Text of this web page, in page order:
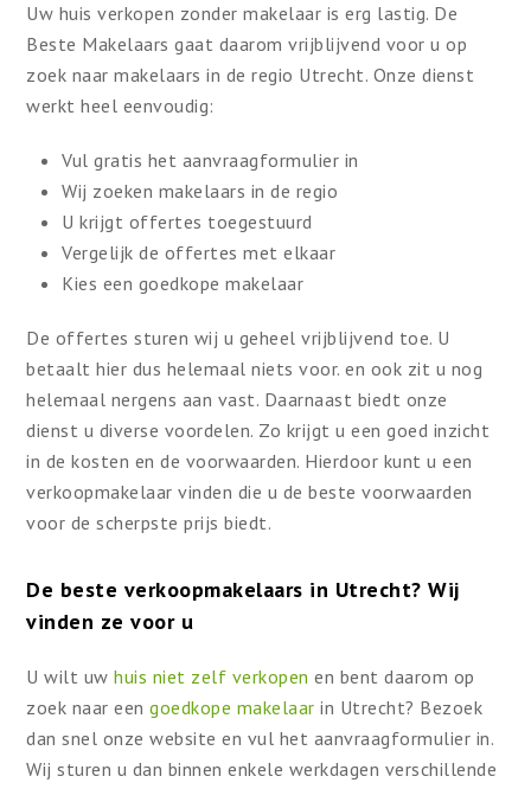
Uw huis verkopen zonder makelaar is erg lastig. De
Beste Makelaars gaat daarom vrijblijvend voor u op
zoek naar makelaars in de regio Utrecht. Onze dienst
werkt heel eenvoudig:
Vul gratis het aanvraagformulier in
Wij zoeken makelaars in de regio
U krijgt offertes toegestuurd
Vergelijk de offertes met elkaar
Kies een goedkope makelaar
De offertes sturen wij u geheel vrijblijvend toe. U
betaalt hier dus helemaal niets voor. en ook zit u nog
helemaal nergens aan vast. Daarnaast biedt onze
dienst u diverse voordelen. Zo krijgt u een goed inzicht
in de kosten en de voorwaarden. Hierdoor kunt u een
verkoopmakelaar vinden die u de beste voorwaarden
voor de scherpste prijs biedt.
De beste verkoopmakelaars in Utrecht? Wij
vinden ze voor u
U wilt uwhuis niet zelf verkopen en bent daarom op
zoek naar eengoedkope makelaar in Utrecht? Bezoek
dan snel onze website en vul het aanvraagformulier in.
Wij sturen u dan binnen enkele werkdagen verschillende